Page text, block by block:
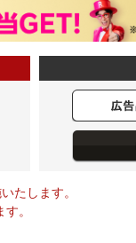
たします。
。